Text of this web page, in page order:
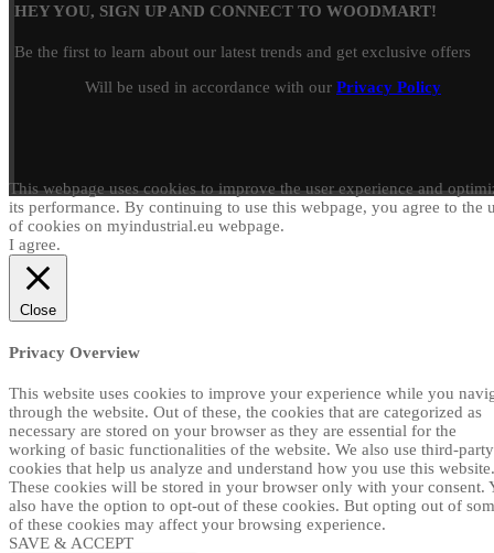
HEY YOU, SIGN UP AND CONNECT TO WOODMART!
Be the first to learn about our latest trends and get exclusive offers
Will be used in accordance with our Privacy Policy
This webpage uses cookies to improve the user experience and
its performance. By continuing to use this webpage, you agree to the
of cookies on myindustrial.eu webpage.
I agree.
Close
Privacy Overview
This website uses cookies to improve your experience while you
through the website. Out of these, the cookies that are categorized as
necessary are stored on your browser as they are essential for the
working of basic functionalities of the website. We also use third-party
cookies that help us analyze and understand how you use this website.
These cookies will be stored in your browser only with your consent.
also have the option to opt-out of these cookies. But opting out of
of these cookies may affect your browsing experience.
SAVE & ACCEPT